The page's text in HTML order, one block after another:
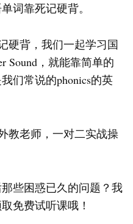
词靠死记硬背。
背，我们一起学习国
Sound，就能靠简单的
们常说的phonics的英
老师，一对二实战操
些困惑已久的问题？我
免费试听课哦！